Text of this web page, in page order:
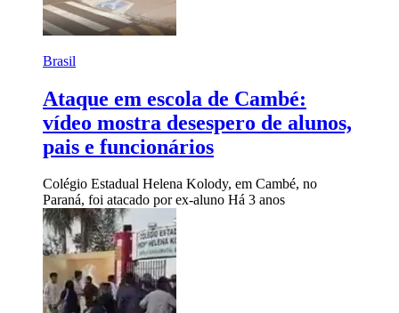
Brasil
Ataque em escola de Cambé:
vídeo mostra desespero de alunos,
pais e funcionários
Colégio Estadual Helena Kolody, em Cambé, no
Paraná, foi atacado por ex-aluno Há 3 anos